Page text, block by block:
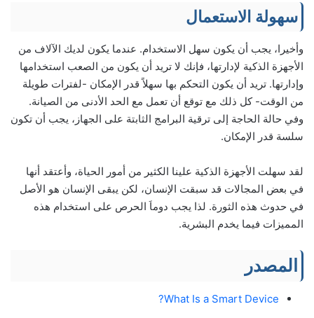
سهولة الاستعمال
وأخيرا، يجب أن يكون سهل الاستخدام. عندما يكون لديك الآلاف من
الأجهزة الذكية لإدارتها، فإنك لا تريد أن يكون من الصعب استخدامها
وإدارتها. تريد أن يكون التحكم بها سهلاً قدر الإمكان -لفترات طويلة
من الوقت- كل ذلك مع توقع أن تعمل مع الحد الأدنى من الصيانة.
وفي حالة الحاجة إلى ترقية البرامج الثابتة على الجهاز، يجب أن تكون
سلسة قدر الإمكان.
لقد سهلت الأجهزة الذكية علينا الكثير من أمور الحياة، وأعتقد أنها
في بعض المجالات قد سبقت الإنسان، لكن يبقى الإنسان هو الأصل
في حدوث هذه الثورة. لذا يجب دوماَ الحرص على استخدام هذه
المميزات فيما يخدم البشرية.
المصدر
What Is a Smart Device?